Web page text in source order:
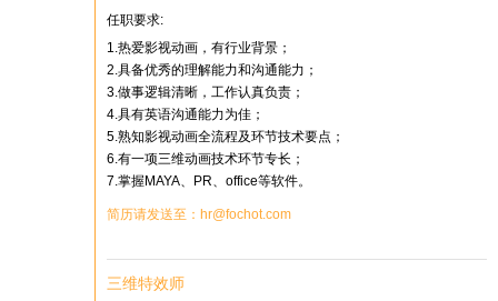
任职要求:
1.热爱影视动画，有行业背景；
2.具备优秀的理解能力和沟通能力；
3.做事逻辑清晰，工作认真负责；
4.具有英语沟通能力为佳；
5.熟知影视动画全流程及环节技术要点；
6.有一项三维动画技术环节专长；
7.掌握MAYA、PR、office等软件。
简历请发送至：hr@fochot.com
三维特效师